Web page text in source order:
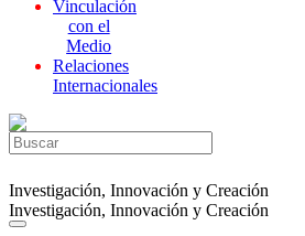
Vinculación
con el
Medio
Relaciones
Internacionales
Investigación, Innovación y Creación
Investigación, Innovación y Creación